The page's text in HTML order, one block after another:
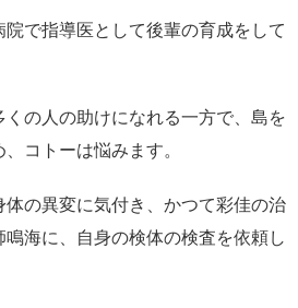
で指導医として後輩の育成をして
の人の助けになれる一方で、島を
コトーは悩みます。
体の異変に気付き、かつて彩佳の治
海に、自身の検体の検査を依頼し